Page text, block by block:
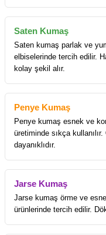
Saten Kumaş
Saten kumaş parlak ve
elbiselerinde tercih edilir.
kolay şekil alır.
Penye Kumaş
Penye kumaş esnek ve
üretiminde sıkça
dayanıklıdır.
Jarse Kumaş
Jarse kumaş örme ve
ürünlerinde tercih edilir.